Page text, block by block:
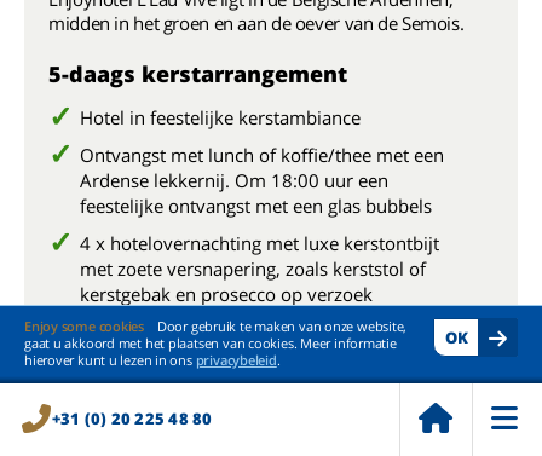
+31 (0) 20 225 48 80
Enjoy some cookies
Door gebruik te maken van onze website,
gaat u akkoord met het plaatsen van cookies. Meer informatie
hierover kunt u lezen in ons privacybeleid.
OK
midden in het groen en aan de oever van de Semois.
5-daags kerstarrangement
Hotel in feestelijke kerstambiance
Ontvangst met lunch of koffie/thee met een
Ardense lekkernij. Om 18:00 uur een
feestelijke ontvangst met een glas bubbels
4 x hotelovernachting met luxe kerstontbijt
met zoete versnapering, zoals kerststol of
kerstgebak en prosecco op verzoek
4 x lunch of lunchpakket met prosecco op
verzoek
amuse